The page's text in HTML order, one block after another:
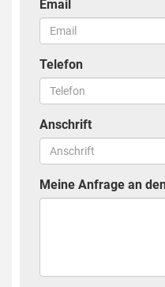
Email
Telefon
Anschrift
Meine Anfrage an